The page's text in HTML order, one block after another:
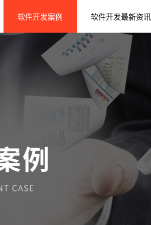
软件开发案例 软件开发最新资讯